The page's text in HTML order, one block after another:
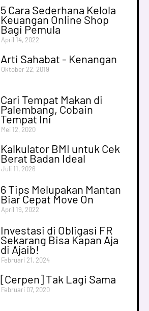
5 Cara Sederhana Kelola
Keuangan Online Shop
Bagi Pemula
April 14, 2022
Arti Sahabat - Kenangan
Oktober 22, 2019
Cari Tempat Makan di
Palembang, Cobain
Tempat Ini
Mei 12, 2020
Kalkulator BMI untuk Cek
Berat Badan Ideal
Juli 11, 2026
6 Tips Melupakan Mantan
Biar Cepat Move On
April 19, 2022
Investasi di Obligasi FR
Sekarang Bisa Kapan Aja
di Ajaib!
Februari 21, 2024
[Cerpen] Tak Lagi Sama
Februari 07, 2020